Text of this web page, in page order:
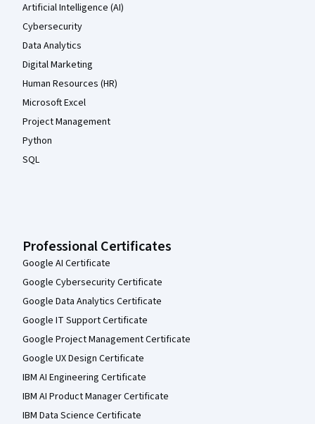
Artificial Intelligence (AI)
Cybersecurity
Data Analytics
Digital Marketing
Human Resources (HR)
Microsoft Excel
Project Management
Python
SQL
Professional Certificates
Google AI Certificate
Google Cybersecurity Certificate
Google Data Analytics Certificate
Google IT Support Certificate
Google Project Management Certificate
Google UX Design Certificate
IBM AI Engineering Certificate
IBM AI Product Manager Certificate
IBM Data Science Certificate